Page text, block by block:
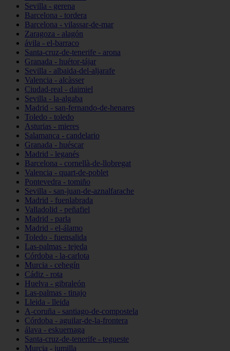
Sevilla - gerena
Barcelona - tordera
Barcelona - vilassar-de-mar
Zaragoza - alagón
ávila - el-barraco
Santa-cruz-de-tenerife - arona
Granada - huétor-tájar
Sevilla - albaida-del-aljarafe
Valencia - alcàsser
Ciudad-real - daimiel
Sevilla - la-algaba
Madrid - san-fernando-de-henares
Toledo - toledo
Asturias - mieres
Salamanca - candelario
Granada - huéscar
Madrid - leganés
Barcelona - cornellà-de-llobregat
Valencia - quart-de-poblet
Pontevedra - tomiño
Sevilla - san-juan-de-aznalfarache
Madrid - fuenlabrada
Valladolid - peñafiel
Madrid - parla
Madrid - el-álamo
Toledo - fuensalida
Las-palmas - tejeda
Córdoba - la-carlota
Murcia - cehegín
Cádiz - rota
Huelva - gibraleón
Las-palmas - tinajo
Lleida - lleida
A-coruña - santiago-de-compostela
Córdoba - aguilar-de-la-frontera
álava - eskuernaga
Santa-cruz-de-tenerife - tegueste
Murcia - jumilla